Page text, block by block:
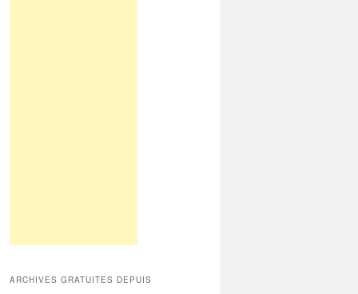
ARCHIVES GRATUITES DEPUIS